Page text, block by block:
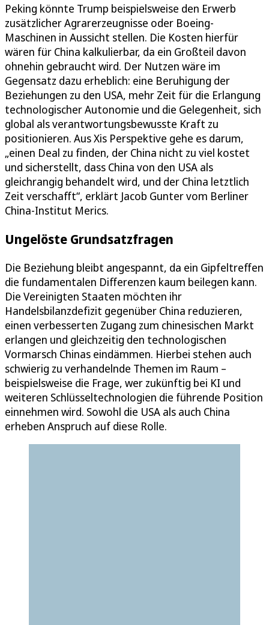
Peking könnte Trump beispielsweise den Erwerb
zusätzlicher Agrarerzeugnisse oder Boeing-
Maschinen in Aussicht stellen. Die Kosten hierfür
wären für China kalkulierbar, da ein Großteil davon
ohnehin gebraucht wird. Der Nutzen wäre im
Gegensatz dazu erheblich: eine Beruhigung der
Beziehungen zu den USA, mehr Zeit für die Erlangung
technologischer Autonomie und die Gelegenheit, sich
global als verantwortungsbewusste Kraft zu
positionieren. Aus Xis Perspektive gehe es darum,
„einen Deal zu finden, der China nicht zu viel kostet
und sicherstellt, dass China von den USA als
gleichrangig behandelt wird, und der China letztlich
Zeit verschafft“, erklärt Jacob Gunter vom Berliner
China-Institut Merics.
Ungelöste Grundsatzfragen
Die Beziehung bleibt angespannt, da ein Gipfeltreffen
die fundamentalen Differenzen kaum beilegen kann.
Die Vereinigten Staaten möchten ihr
Handelsbilanzdefizit gegenüber China reduzieren,
einen verbesserten Zugang zum chinesischen Markt
erlangen und gleichzeitig den technologischen
Vormarsch Chinas eindämmen. Hierbei stehen auch
schwierig zu verhandelnde Themen im Raum –
beispielsweise die Frage, wer zukünftig bei KI und
weiteren Schlüsseltechnologien die führende Position
einnehmen wird. Sowohl die USA als auch China
erheben Anspruch auf diese Rolle.